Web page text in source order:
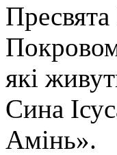
Покровом
які
Сина
Амінь».